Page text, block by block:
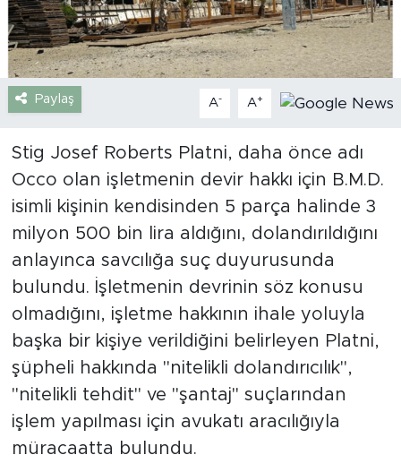
Paylaş A- A+
Stig Josef Roberts Platni, daha önce adı
Occo olan işletmenin devir hakkı için B.M.D.
isimli kişinin kendisinden 5 parça halinde 3
milyon 500 bin lira aldığını, dolandırıldığını
anlayınca savcılığa suç duyurusunda
bulundu. İşletmenin devrinin söz konusu
olmadığını, işletme hakkının ihale yoluyla
başka bir kişiye verildiğini belirleyen Platni,
şüpheli hakkında "nitelikli dolandırıcılık",
"nitelikli tehdit" ve "şantaj" suçlarından
işlem yapılması için avukatı aracılığıyla
müracaatta bulundu.
Sağlık
Siyaset
Turizm
Türkiye
Yaşam
Yerel